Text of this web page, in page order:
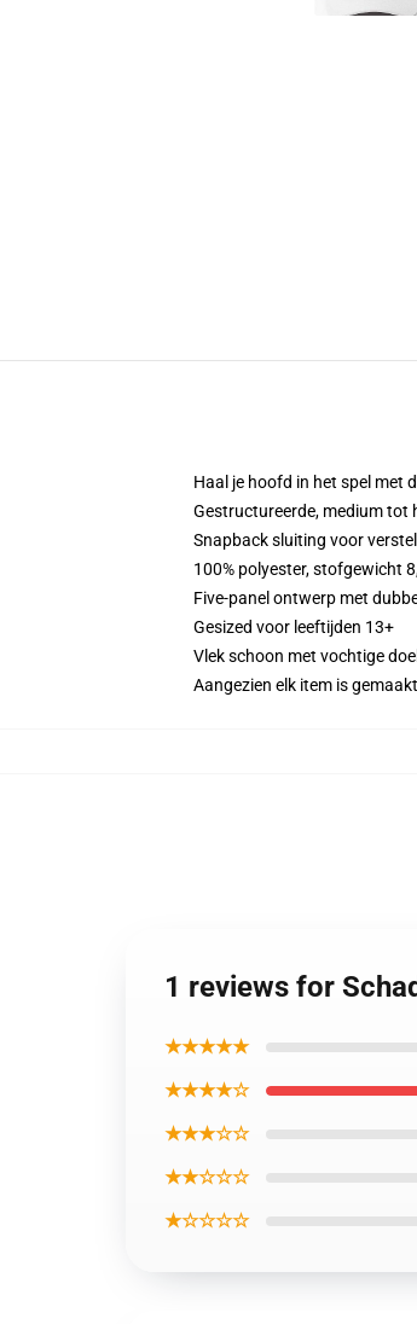
Haal je hoofd in het spel met
Gestructureerde, medium tot
Snapback sluiting voor
100% polyester, stofgewicht
Five-panel ontwerp met
Gesized voor leeftijden 13+
Vlek schoon met vochtige
Aangezien elk item is
1 reviews for
★★★★★
★★★★☆
★★★☆☆
★★☆☆☆
★☆☆☆☆